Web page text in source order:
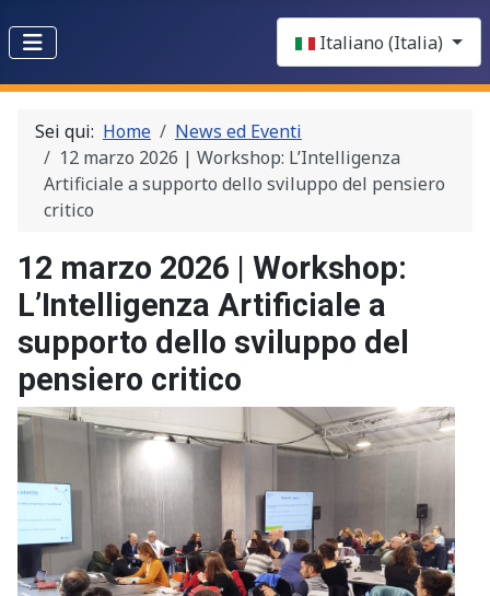
Italiano (Italia)
Sei qui: Home
News ed Eventi
12 marzo 2026 | Workshop: L’Intelligenza
Artificiale a supporto dello sviluppo del pensiero
critico
12 marzo 2026 | Workshop:
L’Intelligenza Artificiale a
supporto dello sviluppo del
pensiero critico